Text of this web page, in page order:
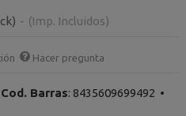
- (Imp. Incluidos)
Hacer pregunta
Barras: 8435609699492 •